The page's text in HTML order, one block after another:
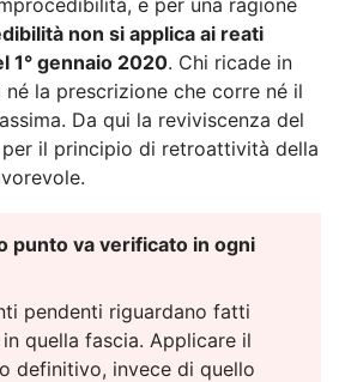
non si applica ai reati
1° gennaio 2020. Chi ricade in
la prescrizione che corre né il
Da qui la reviviscenza del
il principio di retroattività della
punto va verificato in ogni
pendenti riguardano fatti
quella fascia. Applicare il
definitivo, invece di quello